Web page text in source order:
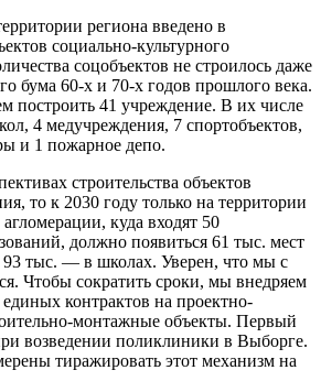
региона введено в
социально-культурного
соцобъектов не строилось даже
бума 60-х и 70-х годов прошлого века.
построить 41 учреждение. В их числе
4 медучреждения, 7 спортобъектов,
и 1 пожарное депо.
строительства объектов
то к 2030 году только на территории
куда входят 50
должно появиться 61 тыс. мест
93 тыс. — в школах. Уверен, что мы с
Чтобы сократить сроки, мы внедряем
контрактов на проектно-
монтажные объекты. Первый
возведении поликлиники в Выборге.
тиражировать этот механизм на